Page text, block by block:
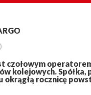
czołowym
kolejowych. Spółka,
okrągłą rocznicę